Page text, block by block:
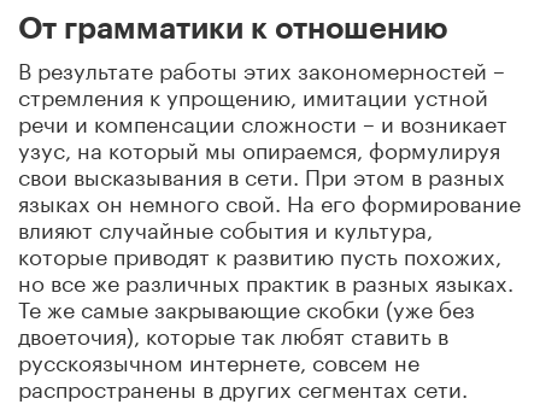
От грамматики к отношению
В результате работы этих закономерностей –
стремления к упрощению, имитации устной
речи и компенсации сложности – и возникает
узус, на который мы опираемся, формулируя
свои высказывания в сети. При этом в разных
языках он немного свой. На его формирование
влияют случайные события и культура,
которые приводят к развитию пусть похожих,
но все же различных практик в разных языках.
Те же самые закрывающие скобки (уже без
двоеточия), которые так любят ставить в
русскоязычном интернете, совсем не
распространены в других сегментах сети.